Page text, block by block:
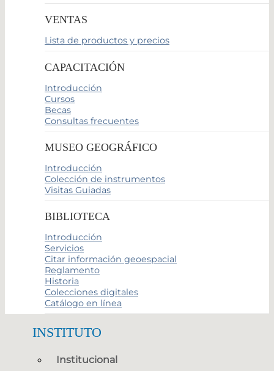
VENTAS
Lista de productos y precios
CAPACITACIÓN
Introducción
Cursos
Becas
Consultas frecuentes
MUSEO GEOGRÁFICO
Introducción
Colección de instrumentos
Visitas Guiadas
BIBLIOTECA
Introducción
Servicios
Citar información geoespacial
Reglamento
Historia
Colecciones digitales
Catálogo en línea
INSTITUTO
Institucional